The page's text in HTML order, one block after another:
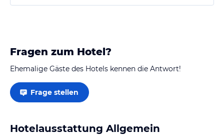
Fragen zum Hotel?
Ehemalige Gäste des Hotels kennen die Antwort!
Frage stellen
Hotelausstattung Allgemein